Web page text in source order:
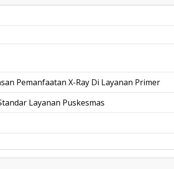
Pemanfaatan X-Ray Di Layanan Primer
Layanan Puskesmas